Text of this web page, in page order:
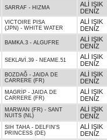
SARRAF - HIZMA
ALİ IŞIK
DENİZ
VICTOIRE PISA
(JPN) - WHITE WATER
ALİ IŞIK
DENİZ
BAMKA.3 - ALGUFRE
ALİ IŞIK
DENİZ
SEKLAVİ.39 - NEAME.51
ALİ IŞIK
DENİZ
BOZDAĞ - JAIDA DE
CARRERE (FR)
ALİ IŞIK
DENİZ
MAGRİP - JAIDA DE
CARRERE (FR)
ALİ IŞIK
DENİZ
MARWAN (FR) - SANT
NUITS (NL)
ALİ IŞIK
DENİZ
SIH TAHA - DELFIN'S
PRINCESS (DE)
ALİ IŞIK
DENİZ